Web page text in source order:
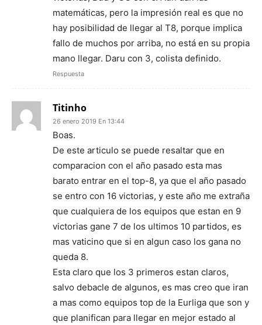
matemáticas, pero la impresión real es que no
hay posibilidad de llegar al T8, porque implica
fallo de muchos por arriba, no está en su propia
mano llegar. Daru con 3, colista definido.
Respuesta
Titinho
26 enero 2019 En 13:44
Boas.
De este articulo se puede resaltar que en
comparacion con el año pasado esta mas
barato entrar en el top-8, ya que el año pasado
se entro con 16 victorias, y este año me extraña
que cualquiera de los equipos que estan en 9
victorias gane 7 de los ultimos 10 partidos, es
mas vaticino que si en algun caso los gana no
queda 8.
Esta claro que los 3 primeros estan claros,
salvo debacle de algunos, es mas creo que iran
a mas como equipos top de la Eurliga que son y
que planifican para llegar en mejor estado al